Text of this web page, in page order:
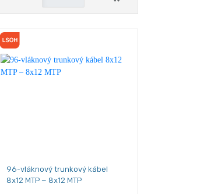
96-vláknový trunkový kábel
8x12 MTP – 8x12 MTP